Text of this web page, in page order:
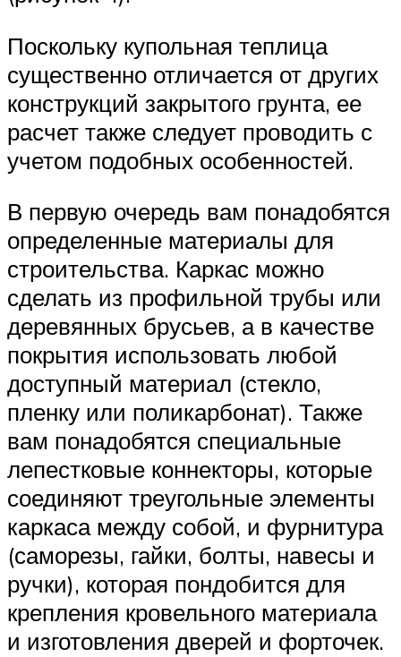
Поскольку купольная теплица
существенно отличается от других
конструкций закрытого грунта, ее
расчет также следует проводить с
учетом подобных особенностей.
В первую очередь вам понадобятся
определенные материалы для
строительства. Каркас можно
сделать из профильной трубы или
деревянных брусьев, а в качестве
покрытия использовать любой
доступный материал (стекло,
пленку или поликарбонат). Также
вам понадобятся специальные
лепестковые коннекторы, которые
соединяют треугольные элементы
каркаса между собой, и фурнитура
(саморезы, гайки, болты, навесы и
ручки), которая пондобится для
крепления кровельного материала
и изготовления дверей и форточек.